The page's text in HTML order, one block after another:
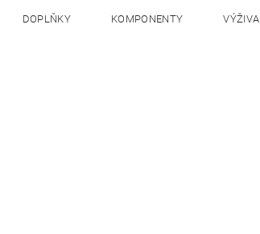
DOPLŇKY KOMPONENTY VÝŽIVA